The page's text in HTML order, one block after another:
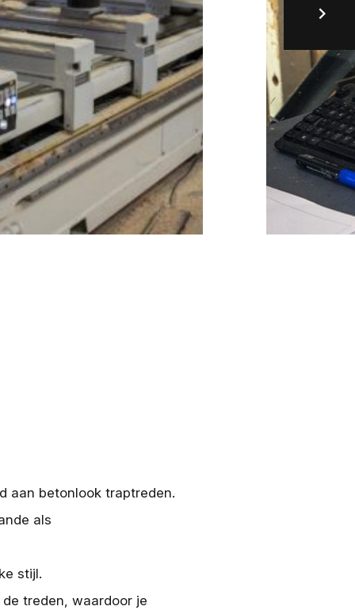
aan betonlook traptreden.
als
stijl.
treden, waardoor je